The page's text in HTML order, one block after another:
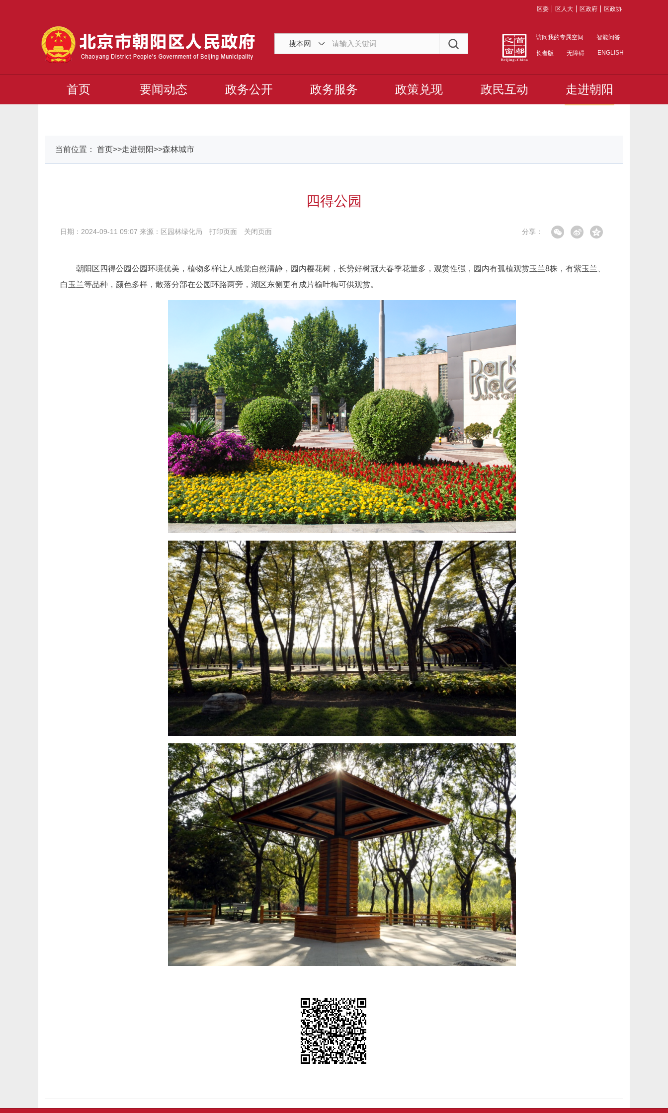
区委 区人大 区政府 区政协
搜本网
访问我的专属空间 智能问答
长者版 无障碍 ENGLISH
首页 要闻动态 政务公开 政务服务 政策兑现 政民互动 走进朝阳
当前位置： 首页>>走进朝阳>>森林城市
四得公园
分享：
日期：2024-09-11 09:07 来源：区园林绿化局 打印页面 关闭页面
朝阳区四得公园公园环境优美，植物多样让人感觉自然清静，园内樱花树，长势好树冠大春季花量多，观赏性强，园内有孤植观赏玉兰8株，有紫玉兰、
白玉兰等品种，颜色多样，散落分部在公园环路两旁，湖区东侧更有成片榆叶梅可供观赏。